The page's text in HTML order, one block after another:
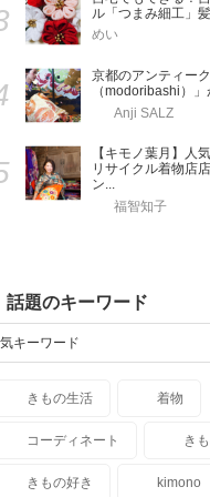
ル「つまみ細工」
めい
京都のアンティー
（modoribashi）
Anji SALZ
【キモノ葉月】人
リサイクル着物店
ン...
福智知子
話題のキーワード
キーワード
きもの生活 着物
コーディネート き
きもの好き kimono